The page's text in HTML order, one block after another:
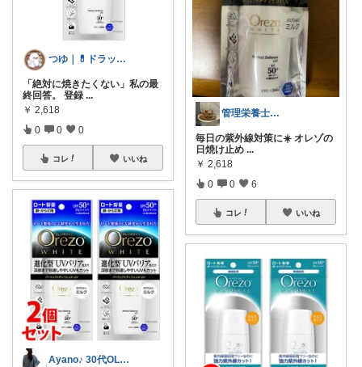
つゆ｜💊ドラッグストア店員
「絶対に焼きたくない」私の最
終回答。 登録 ...
￥ 2,618
0 0 0
コレ いいね
Ayano♪ 30代OLファッション
管理栄養士👩🏻‍🍳かんな🥦🥕
毎日の紫外線対策に☀️ オレゾの
日焼け止め ...
￥ 2,618
0 0 6
コレ いいね